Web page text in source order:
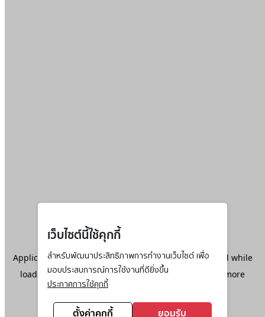
เว็บไซต์นี้ใช้คุกกี้
สำหรับพัฒนาประสิทธิภาพการทำงานเว็บไซต์ เพื่อ
มอบประสบการณ์การใช้งานที่ดียิ่งขึ้น
ประกาศการใช้คุกกี้
ตั้งค่าคุกกี้ ยอมรับ
Application error: aclient-side exception has occurred while
loadingwww.ktc.co.th(see the browser console
for more
information).